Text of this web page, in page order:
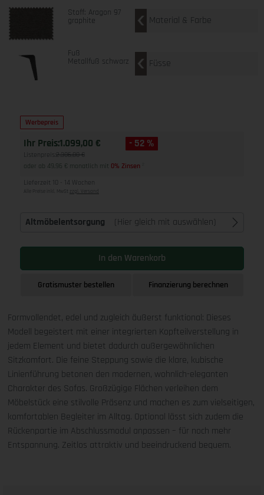
Stoff: Aragon 97
graphite Material & Farbe
Fuß
Metallfuß schwarz Füsse
Werbepreis
Ihr Preis:1.099,00 € - 52 %
Listenpreis: 2.306,00 €
oder ab 49,96 € monatlich mit 0% Zinsen
Lieferzeit 10 - 14 Wochen
Alle Preise inkl. MwSt zzgl. Versand
Altmöbelentsorgung (Hier gleich mit auswählen)
In den Warenkorb
Gratismuster bestellen Finanzierung berechnen
Formvollendet, edel und zugleich äußerst funktional: Dieses
Modell begeistert mit einer integrierten Kopfteilverstellung in
jedem Element und bietet dadurch außergewöhnlichen
Sitzkomfort. Die feine Steppung sowie die klare, kubische
Linienführung betonen den modernen, wohnlich-eleganten
Charakter des Sofas. Großzügige Flächen verleihen dem
Möbelstück eine stilvolle Präsenz und machen es zum vielseitigen,
komfortablen Begleiter im Alltag. Optional lässt sich zudem die
Rückenpartie im Abschlussmodul anpassen – für noch mehr
Entspannung. Zeitlos attraktiv und beeindruckend bequem.